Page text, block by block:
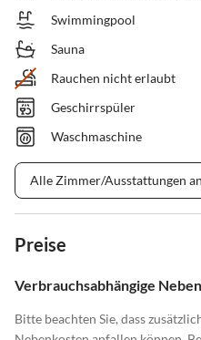
Swimmingpool
Sauna
Rauchen nicht erlaubt
Geschirrspüler
Waschmaschine
Alle Zimmer/Ausstattungen
Preise
Verbrauchsabhängige
Bitte beachten Sie, dass